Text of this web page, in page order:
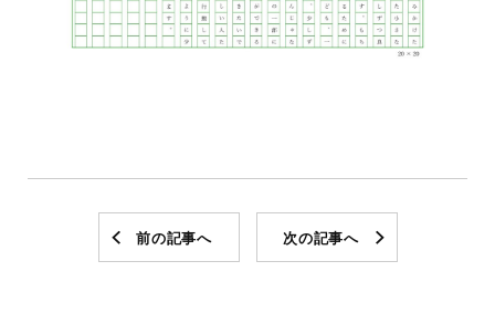
前の記事へ 次の記事へ